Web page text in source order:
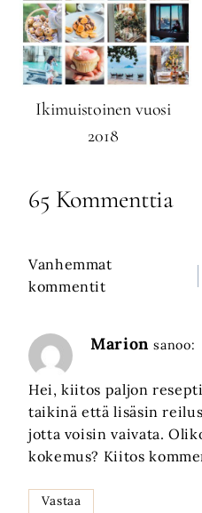
Ikimuistoinen vuosi
2018
65 Kommenttia
Kommenttien
Vanhemmat
kommentit
Marion sanoo:
Hei, kiitos paljon
taikinä että lisäsin
jotta voisin vaivata.
kokemus? Kiitos
Vastaa